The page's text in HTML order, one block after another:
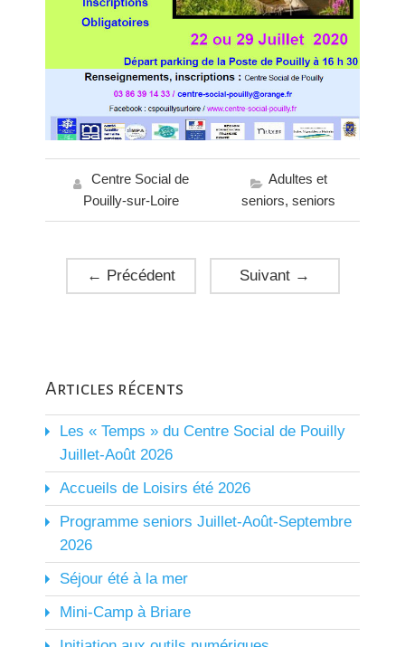
Centre Social de
Pouilly-sur-Loire
Adultes et
seniors, seniors
← Précédent Suivant →
Articles récents
Les « Temps » du Centre Social de Pouilly
Juillet-Août 2026
Accueils de Loisirs été 2026
Programme seniors Juillet-Août-Septembre
2026
Séjour été à la mer
Mini-Camp à Briare